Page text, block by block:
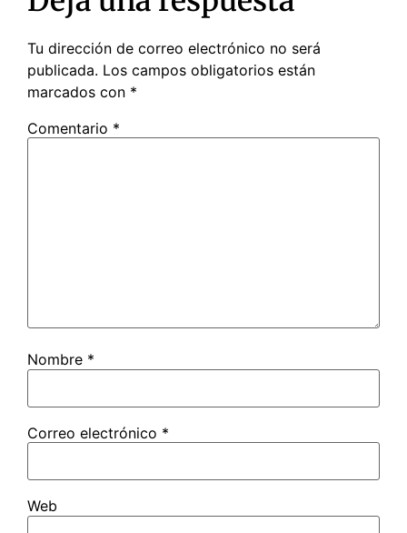
Tu dirección de correo electrónico no será
publicada. Los campos obligatorios están
marcados con *
Comentario *
Nombre *
Correo electrónico *
Web